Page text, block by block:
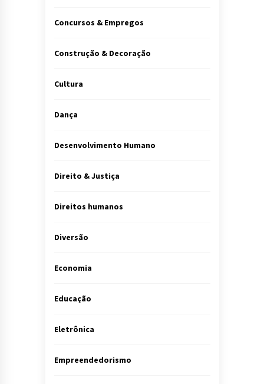
Concursos & Empregos
Construção & Decoração
Cultura
Dança
Desenvolvimento Humano
Direito & Justiça
Direitos humanos
Diversão
Economia
Educação
Eletrônica
Empreendedorismo